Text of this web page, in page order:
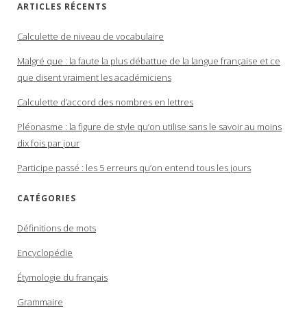
ARTICLES RÉCENTS
Calculette de niveau de vocabulaire
Malgré que : la faute la plus débattue de la langue française et ce
que disent vraiment les académiciens
Calculette d’accord des nombres en lettres
Pléonasme : la figure de style qu’on utilise sans le savoir au moins
dix fois par jour
Participe passé : les 5 erreurs qu’on entend tous les jours
CATÉGORIES
Définitions de mots
Encyclopédie
Étymologie du français
Grammaire